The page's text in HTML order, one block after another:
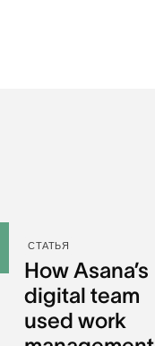
СТАТЬЯ
How Asana’s
digital team
used work